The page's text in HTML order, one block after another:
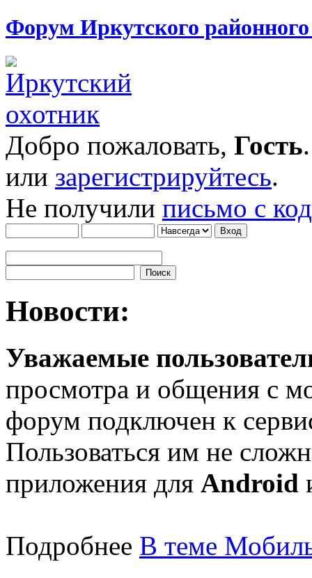
Форум Иркутского
Добро пожаловать, Гость
или зарегистрируйтесь.
Не получили письмо с
Новости:
Уважаемые
просмотра и общения с
форум подключен к
Пользоваться им не
приложения для Android
Подробнее В теме